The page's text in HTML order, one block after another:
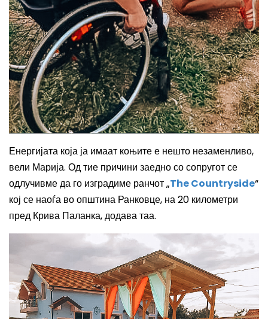
Енергијата која ја имаат коњите е нешто незаменливо,
вели Марија. Од тие причини заедно со сопругот се
одлучивме да го изградиме ранчот„The Countryside“
кој се наоѓа во општина Ранковце, на 20 километри
пред Крива Паланка, додава таа.